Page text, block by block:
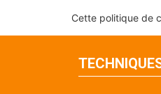
Cette politique de